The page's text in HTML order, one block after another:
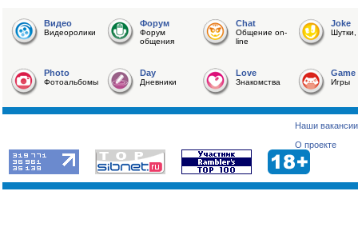
Видео
Видеоролики
Форум
Форум
общения
Chat
Общение on-
line
Joke
Photo
Фотоальбомы
Day
Дневники
Love
Знакомства
Game
Игры
Наши вакансии
О проекте